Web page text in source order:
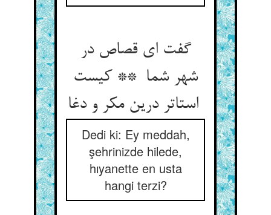
گفت ای قصاص در
شهر شما ** کیست
Dedi ki: Ey meddah,
şehrinizde hilede,
hıyanette en usta
hangi terzi?